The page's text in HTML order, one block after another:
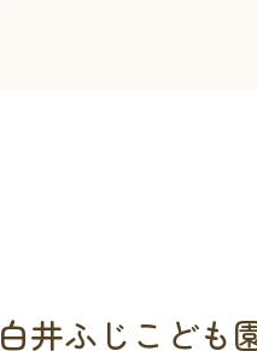
白井ふじこども